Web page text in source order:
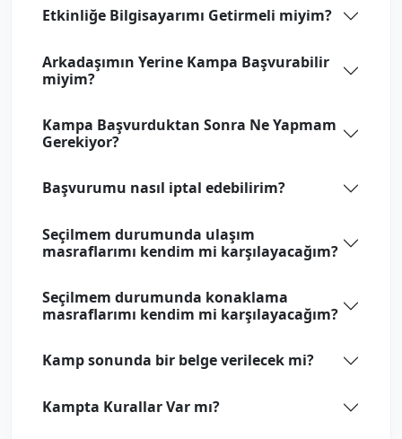
Etkinliğe Bilgisayarımı Getirmeli miyim?
Arkadaşımın Yerine Kampa Başvurabilir
miyim?
Kampa Başvurduktan Sonra Ne Yapmam
Gerekiyor?
Başvurumu nasıl iptal edebilirim?
Seçilmem durumunda ulaşım
masraflarımı kendim mi karşılayacağım?
Seçilmem durumunda konaklama
masraflarımı kendim mi karşılayacağım?
Kamp sonunda bir belge verilecek mi?
Kampta Kurallar Var mı?